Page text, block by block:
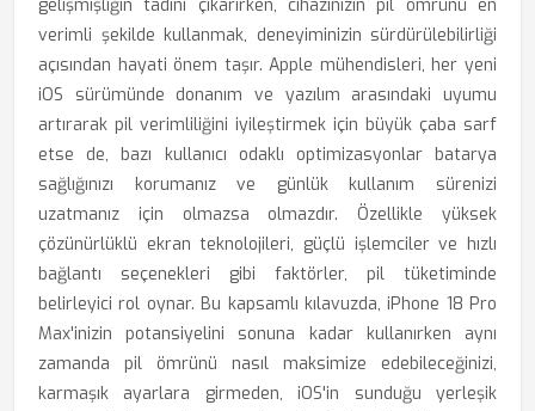
gelişmişliğin tadını çıkarırken, cihazınızın pil ömrünü en
verimli şekilde kullanmak, deneyiminizin sürdürülebilirliği
açısından hayati önem taşır. Apple mühendisleri, her yeni
iOS sürümünde donanım ve yazılım arasındaki uyumu
artırarak pil verimliliğini iyileştirmek için büyük çaba sarf
etse de, bazı kullanıcı odaklı optimizasyonlar batarya
sağlığınızı korumanız ve günlük kullanım sürenizi
uzatmanız için olmazsa olmazdır. Özellikle yüksek
çözünürlüklü ekran teknolojileri, güçlü işlemciler ve hızlı
bağlantı seçenekleri gibi faktörler, pil tüketiminde
belirleyici rol oynar. Bu kapsamlı kılavuzda, iPhone 18 Pro
Max'inizin potansiyelini sonuna kadar kullanırken aynı
zamanda pil ömrünü nasıl maksimize edebileceğinizi,
karmaşık ayarlara girmeden, iOS'in sunduğu yerleşik